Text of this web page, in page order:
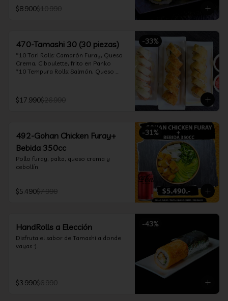
teriyaki 30ml
$8.900$10.990
-33%
470-Tamashi 30 (30 piezas)
*10 Tori Rolls: Camarón Furay, Queso
Crema, Ciboulette, frito en Panko
*10 Tempura Rolls: Salmón, Queso
furay, queso crema y cebollín, envuelto
en salmón y bañado en salsa
$17.990$26.990
-31%
492-Gohan Chicken Furay+
Bebida 350cc
Pollo furay, palta, queso crema y
cebollín
$5.490$7.990
-43%
HandRolls a Elección
Disfruta el sabor de Tamashi a donde
vayas :).
$3.990$6.990